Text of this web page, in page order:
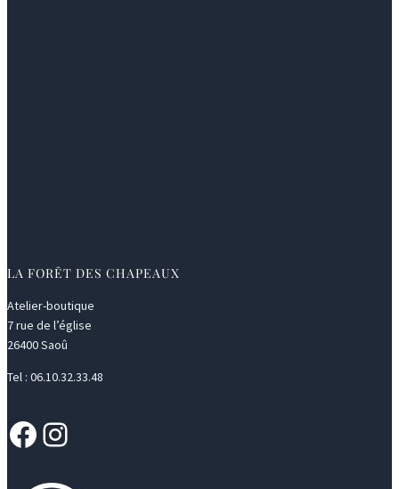
LA FORÊT DES CHAPEAUX
Atelier-boutique
7 rue de l’église
26400 Saoû
Tel : 06.10.32.33.48
Facebook Instagram